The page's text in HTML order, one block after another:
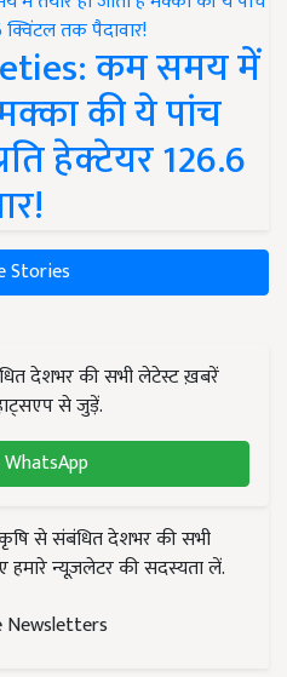
कम समय में
की ये पांच
हेक्टेयर 126.6
Stories
देशभर की सभी लेटेस्ट ख़बरें
से जुड़ें.
से संबंधित देशभर की सभी
न्यूज़लेटर की सदस्यता लें.
Newsletters